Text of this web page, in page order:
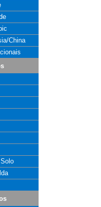
China